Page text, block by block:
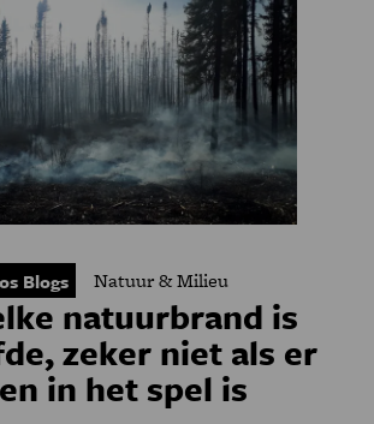
Blogs Natuur & Milieu
natuurbrand is
zeker niet als er
in het spel is